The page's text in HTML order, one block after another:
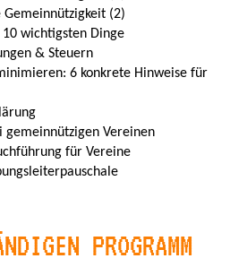
(2)
wichtigsten Dinge
& Steuern
6 konkrete Hinweise für
gemeinnützigen Vereinen
für Vereine
PROGRAMM